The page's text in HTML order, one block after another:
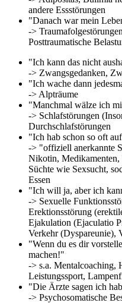
andere Essstörungen
"Danach war mein
->
Posttraumatische
"Ich kann das nicht
-> Zwangsgedanken,
"Ich wache dann
-> Alpträume
"Manchmal wälze ich
-> Schlafstörungen
Durchschlafstörungen
"Ich hab schon so oft
-> "offiziell anerkannte
Nikotin,
Süchte wie Sexsucht,
Essen
"Ich will ja, aber ich
-> Sexuelle
Erektionsstörung
Ejakulation (Ejaculatio
Verkehr (Dyspareunie),
"Wenn du es dir
machen!"
-> s.a. Mentalcoaching,
Leistungssport,
"Die Ärzte sagen ich
-> Psychosomatische